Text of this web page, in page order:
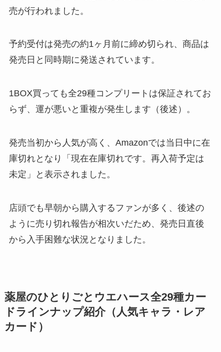
売が行われました。
予約受付は発売の約1ヶ月前に締め切られ、商品は
発売日と同時期に発送されています。
1BOX買っても全29種コンプリートは保証されてお
らず、運が悪いと重複が発生します（後述）。
発売当初から人気が高く、Amazonでは当日中に在
庫切れとなり「現在在庫切れです。再入荷予定は
未定」と表示されました。
店頭でも早朝から購入するファンが多く、後述の
ように売り切れ報告が相次いだため、発売日直後
から入手困難な状況となりました。
薬屋のひとりごとウエハース全29種カー
ドラインナップ紹介（人気キャラ・レア
カード）